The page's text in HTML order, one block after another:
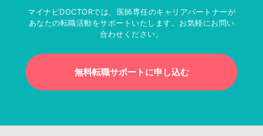
マイナビDOCTORでは、医師専任のキャリアパートナーが
あなたの転職活動をサポートいたします。お気軽にお問い
合わせください。
無料転職サポートに申し込む